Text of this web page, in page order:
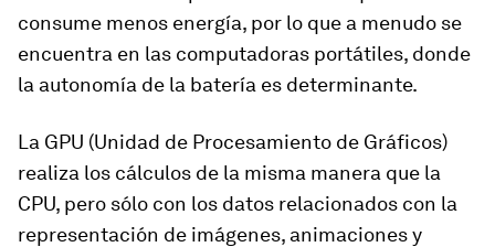
consume menos energía, por lo que a menudo se
encuentra en las computadoras portátiles, donde
la autonomía de la batería es determinante.
La GPU (Unidad de Procesamiento de Gráficos)
realiza los cálculos de la misma manera que la
CPU, pero sólo con los datos relacionados con la
representación de imágenes, animaciones y